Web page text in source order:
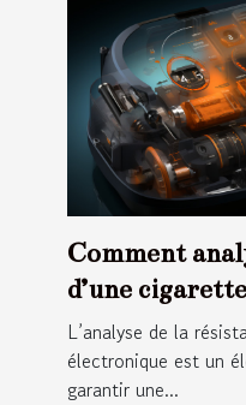
Comment
d’une
L’analyse de la
électronique est un
garantir une...